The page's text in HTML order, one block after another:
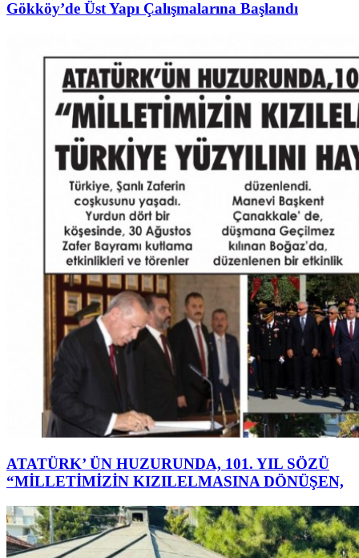
Gökköy’de Üst Yapı Çalışmalarına Başlandı
ATATÜRK’ ÜN HUZURUNDA, 101. YIL SÖZÜ
“MİLLETİMİZİN KIZILELMASINA DÖNÜŞEN,